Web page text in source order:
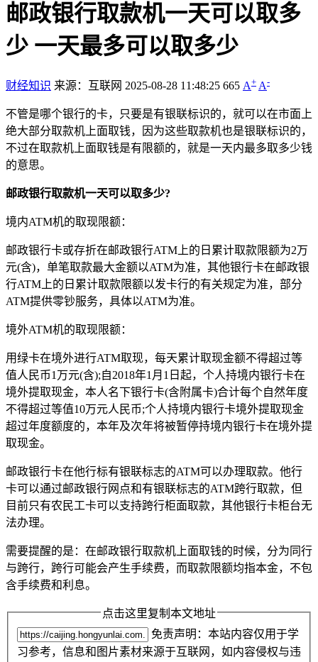
邮政银行取款机一天可以取多
少 一天最多可以取多少
财经知识 来源：互联网 2025-08-28 11:48:25 665 A+ A-
不管是哪个银行的卡，只要是有银联标识的，就可以在市面上
绝大部分取款机上面取钱，因为这些取款机也是银联标识的，
不过在取款机上面取钱是有限额的，就是一天内最多取多少钱
的意思。
邮政银行取款机一天可以取多少?
境内ATM机的取现限额：
邮政银行卡或存折在邮政银行ATM上的日累计取款限额为2万
元(含)，单笔取款最大金额以ATM为准，其他银行卡在邮政银
行ATM上的日累计取款限额以发卡行的有关规定为准，部分
ATM提供零钞服务，具体以ATM为准。
境外ATM机的取现限额：
用绿卡在境外进行ATM取现，每天累计取现金额不得超过等
值人民币1万元(含);自2018年1月1日起，个人持境内银行卡在
境外提取现金，本人名下银行卡(含附属卡)合计每个自然年度
不得超过等值10万元人民币;个人持境内银行卡境外提取现金
超过年度额度的，本年及次年将被暂停持境内银行卡在境外提
取现金。
邮政银行卡在他行标有银联标志的ATM可以办理取款。他行
卡可以通过邮政银行网点和有银联标志的ATM跨行取款，但
目前只有农民工卡可以支持跨行柜面取款，其他银行卡柜台无
法办理。
需要提醒的是：在邮政银行取款机上面取钱的时候，分为同行
与跨行，跨行可能会产生手续费，而取款限额均指本金，不包
含手续费和利息。
点击这里复制本文地址
免责声明：本站内容仅用于学
习参考，信息和图片素材来源于互联网，如内容侵权与违